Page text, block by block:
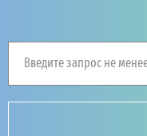
Введите запрос не